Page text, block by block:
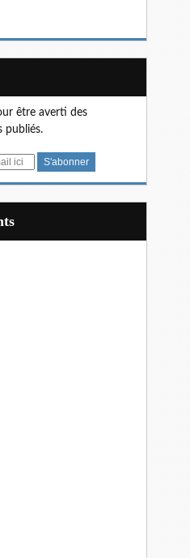
être averti des
publiés.